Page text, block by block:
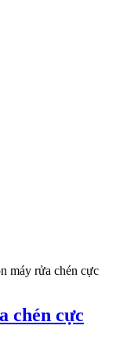
máy rửa chén cực
chén cực